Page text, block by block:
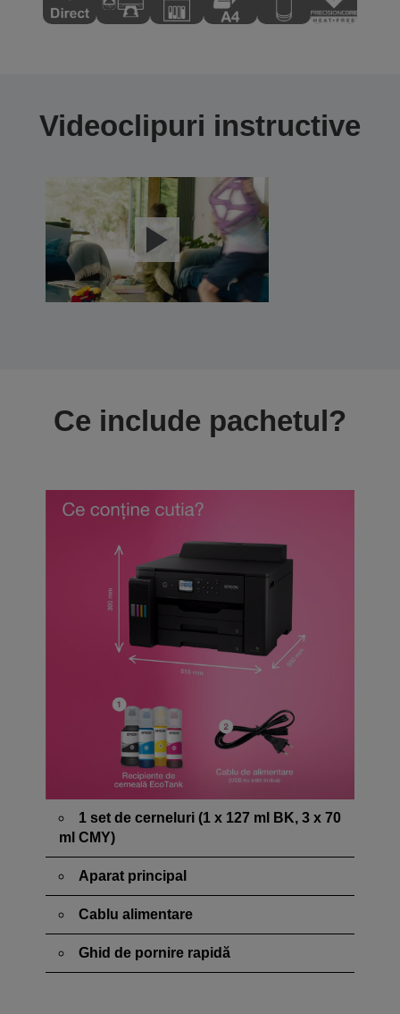
Videoclipuri instructive
Ce include pachetul?
1 set de cerneluri (1 x 127 ml BK, 3 x 70
ml CMY)
Aparat principal
Cablu alimentare
Ghid de pornire rapidă